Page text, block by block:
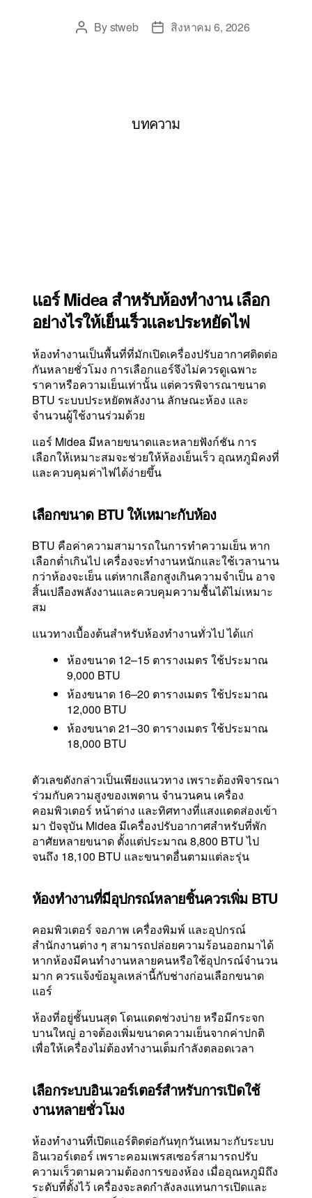
Bystweb สิงหาคม 6, 2026
บทความ
แอร์ Midea สำหรับห้องทำงาน เลือก
อย่างไรให้เย็นเร็วและประหยัดไฟ
ห้องทำงานเป็นพื้นที่ที่มักเปิดเครื่องปรับอากาศติดต่อ
กันหลายชั่วโมง การเลือกแอร์จึงไม่ควรดูเฉพาะ
ราคาหรือความเย็นเท่านั้น แต่ควรพิจารณาขนาด
BTU ระบบประหยัดพลังงาน ลักษณะห้อง และ
จำนวนผู้ใช้งานร่วมด้วย
แอร์ Midea มีหลายขนาดและหลายฟังก์ชัน การ
เลือกให้เหมาะสมจะช่วยให้ห้องเย็นเร็ว อุณหภูมิคงที่
และควบคุมค่าไฟได้ง่ายขึ้น
เลือกขนาด BTU ให้เหมาะกับห้อง
BTU คือค่าความสามารถในการทำความเย็น หาก
เลือกต่ำเกินไป เครื่องจะทำงานหนักและใช้เวลานาน
กว่าห้องจะเย็น แต่หากเลือกสูงเกินความจำเป็น อาจ
สิ้นเปลืองพลังงานและควบคุมความชื้นได้ไม่เหมาะ
สม
แนวทางเบื้องต้นสำหรับห้องทำงานทั่วไป ได้แก่
ห้องขนาด 12–15 ตารางเมตร ใช้ประมาณ
9,000 BTU
ห้องขนาด 16–20 ตารางเมตร ใช้ประมาณ
12,000 BTU
ห้องขนาด 21–30 ตารางเมตร ใช้ประมาณ
18,000 BTU
ตัวเลขดังกล่าวเป็นเพียงแนวทาง เพราะต้องพิจารณา
ร่วมกับความสูงของเพดาน จำนวนคน เครื่อง
คอมพิวเตอร์ หน้าต่าง และทิศทางที่แสงแดดส่องเข้า
มา ปัจจุบัน Midea มีเครื่องปรับอากาศสำหรับที่พัก
อาศัยหลายขนาด ตั้งแต่ประมาณ 8,800 BTU ไป
จนถึง 18,100 BTU และขนาดอื่นตามแต่ละรุ่น
ห้องทำงานที่มีอุปกรณ์หลายชิ้นควรเพิ่ม BTU
คอมพิวเตอร์ จอภาพ เครื่องพิมพ์ และอุปกรณ์
สำนักงานต่าง ๆ สามารถปล่อยความร้อนออกมาได้
หากห้องมีคนทำงานหลายคนหรือใช้อุปกรณ์จำนวน
มาก ควรแจ้งข้อมูลเหล่านี้กับช่างก่อนเลือกขนาด
แอร์
ห้องที่อยู่ชั้นบนสุด โดนแดดช่วงบ่าย หรือมีกระจก
บานใหญ่ อาจต้องเพิ่มขนาดความเย็นจากค่าปกติ
เพื่อให้เครื่องไม่ต้องทำงานเต็มกำลังตลอดเวลา
เลือกระบบอินเวอร์เตอร์สำหรับการเปิดใช้
งานหลายชั่วโมง
ห้องทำงานที่เปิดแอร์ติดต่อกันทุกวันเหมาะกับระบบ
อินเวอร์เตอร์ เพราะคอมเพรสเซอร์สามารถปรับ
ความเร็วตามความต้องการของห้อง เมื่ออุณหภูมิถึง
ระดับที่ตั้งไว้ เครื่องจะลดกำลังลงแทนการเปิดและ